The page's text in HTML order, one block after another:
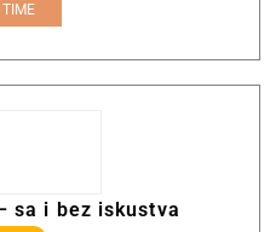
TIME
sa i bez iskustva